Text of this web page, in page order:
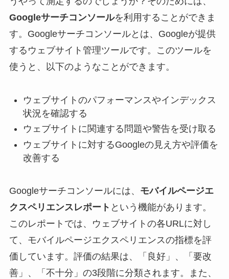
Googleサーチコンソールを利用することができま
す。Googleサーチコンソールとは、Googleが提供
するウェブサイト管理ツールです。このツールを
使うと、以下のようなことができます。
ウェブサイトのパフォーマンスやインデックス
状況を確認する
ウェブサイトに関連する問題や警告を受け取る
ウェブサイトに対するGoogleの見え方や評価を
改善する
Googleサーチコンソールには、 モバイルページエ
クスペリエンスレポート という機能があります。
このレポートでは、ウェブサイトの各URLに対し
て、モバイルページエクスペリエンスの指標を評
価しています。評価の結果は、「良好」、「要改
善」、「不十分」の3段階に分類されます。また、